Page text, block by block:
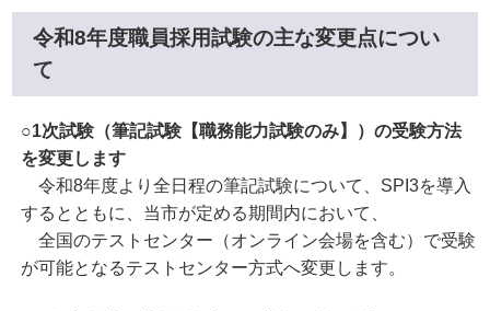
令和8年度職員採用試験の主な変更点につい
て
○1次試験（筆記試験【職務能力試験のみ】）の受験方法
を変更します
令和8年度より全日程の筆記試験について、SPI3を導入
するとともに、当市が定める期間内において、
全国のテストセンター（オンライン会場を含む）で受験
が可能となるテストセンター方式へ変更します。